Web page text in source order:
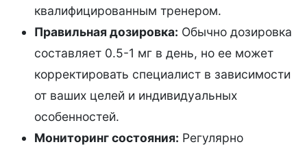
квалифицированным тренером.
Правильная дозировка: Обычно дозировка
составляет 0.5-1 мг в день, но ее может
корректировать специалист в зависимости
от ваших целей и индивидуальных
особенностей.
Мониторинг состояния: Регулярно